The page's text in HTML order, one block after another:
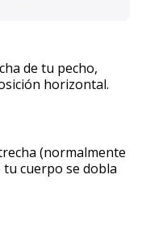
de tu pecho,
horizontal.
(normalmente
tu cuerpo se dobla